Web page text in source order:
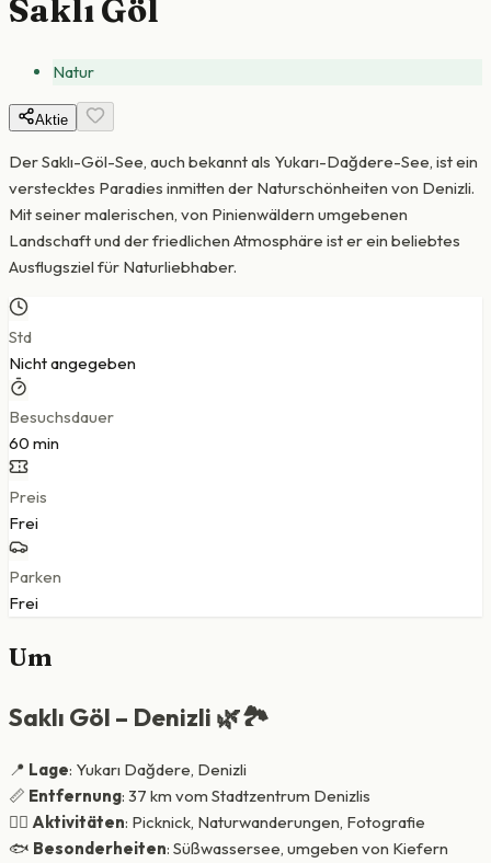
Saklı Göl
Natur
Aktie
Der Saklı-Göl-See, auch bekannt als Yukarı-Dağdere-See, ist ein
verstecktes Paradies inmitten der Naturschönheiten von Denizli.
Mit seiner malerischen, von Pinienwäldern umgebenen
Landschaft und der friedlichen Atmosphäre ist er ein beliebtes
Ausflugsziel für Naturliebhaber.
Std
Nicht angegeben
Besuchsdauer
60 min
Preis
Frei
Parken
Frei
Um
Saklı Göl – Denizli 🌿🏞️
📍 Lage: Yukarı Dağdere, Denizli
📏 Entfernung: 37 km vom Stadtzentrum Denizlis
🚶‍♂️ Aktivitäten: Picknick, Naturwanderungen, Fotografie
🐟 Besonderheiten: Süßwassersee, umgeben von Kiefern